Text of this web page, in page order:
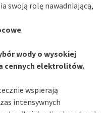
swoją rolę nawadniającą,
.
wody o wysokiej
cennych elektrolitów.
wspierają
intensywnych